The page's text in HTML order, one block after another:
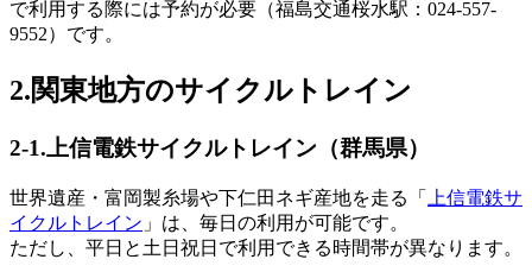
で利用する際には予約が必要（福島交通桜水駅：024-557-
9552）です。
2.関東地方のサイクルトレイン
2-1.上信電鉄サイクルトレイン（群馬県）
世界遺産・富岡製糸場や下仁田ネギ産地を走る「
上信電鉄サ
イクルトレイン 」は、毎日の利用が可能です。
ただし、平日と土日祝日で利用できる時間帯が異なります。